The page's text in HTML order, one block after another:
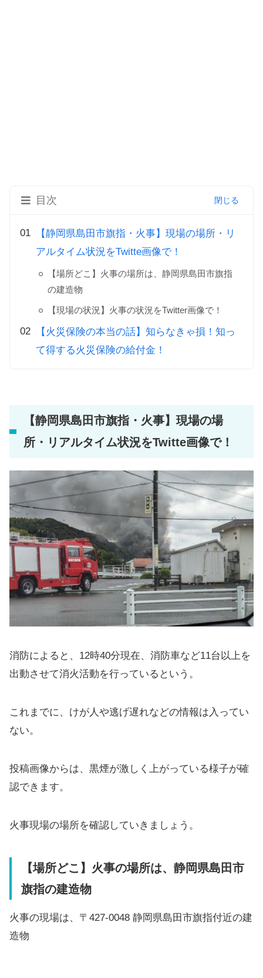
目次
【静岡県島田市旗指・火事】現場の場所・リ
アルタイム状況をTwitte画像で！
【場所どこ】火事の場所は、静岡県島田市旗指
の建造物
【現場の状況】火事の状況をTwitter画像で！
【火災保険の本当の話】知らなきゃ損！知っ
て得する火災保険の給付金！
【静岡県島田市旗指・火事】現場の場
所・リアルタイム状況をTwitte画像で！
消防によると、12時40分現在、消防車など11台以上を
出動させて消火活動を行っているという。
これまでに、けが人や逃げ遅れなどの情報は入ってい
ない。
投稿画像からは、黒煙が激しく上がっている様子が確
認できます。
火事現場の場所を確認していきましょう。
【場所どこ】火事の場所は、静岡県島田市
旗指の建造物
火事の現場は、〒427-0048 静岡県島田市旗指付近の建
造物